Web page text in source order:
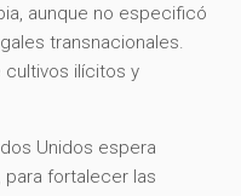
aunque no especificó
transnacionales.
cultivos ilícitos y
Unidos espera
fortalecer las